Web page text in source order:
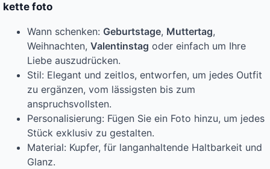
kette foto
Wann schenken: Geburtstage, Muttertag,
Weihnachten, Valentinstag oder einfach um Ihre
Liebe auszudrücken.
Stil: Elegant und zeitlos, entworfen, um jedes Outfit
zu ergänzen, vom lässigsten bis zum
anspruchsvollsten.
Personalisierung: Fügen Sie ein Foto hinzu, um jedes
Stück exklusiv zu gestalten.
Material: Kupfer, für langanhaltende Haltbarkeit und
Glanz.